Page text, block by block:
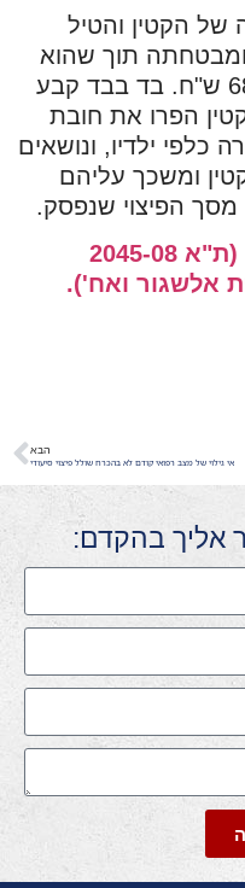
הקטין והטיל
תוך שהוא
פוסק לניזוק פיצוי בסך 689,888 ש"ח. בד בבד קבע
הפרו את חובת
כלפי ילדיו, ונושאים
ומשכך עליהם
(
ת"א 2045-08
אלשגור ואח').
הבא
אי גילוי של מצב רפואי קודם לא בהכרח שולל פיצוי סיעודי
אליך בהקדם: